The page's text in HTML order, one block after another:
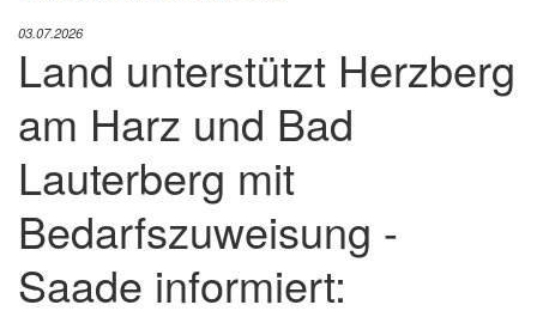
03.07.2026
Land unterstützt Herzberg
am Harz und Bad
Lauterberg mit
Bedarfszuweisung -
Saade informiert: